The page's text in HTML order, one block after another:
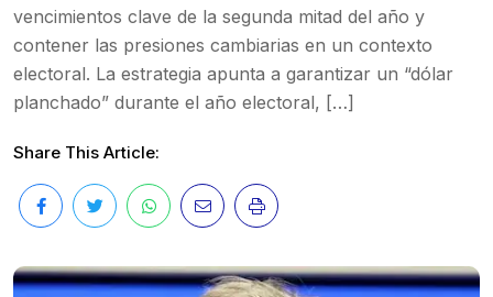
vencimientos clave de la segunda mitad del año y
contener las presiones cambiarias en un contexto
electoral. La estrategia apunta a garantizar un “dólar
planchado” durante el año electoral, […]
Share This Article: